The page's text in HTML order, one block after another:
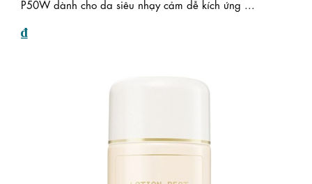
P50W dành cho da siêu nhạy cảm dễ kích ứng ...
₫